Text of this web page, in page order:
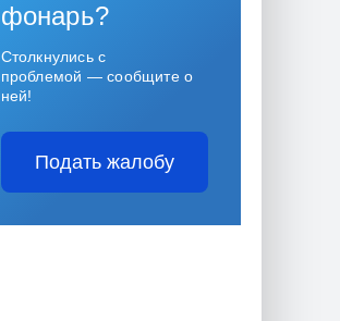
фонарь?
Столкнулись с
проблемой — сообщите о
ней!
Подать жалобу